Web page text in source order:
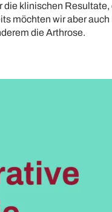
klinischen
möchten wir aber
die Arthrose.